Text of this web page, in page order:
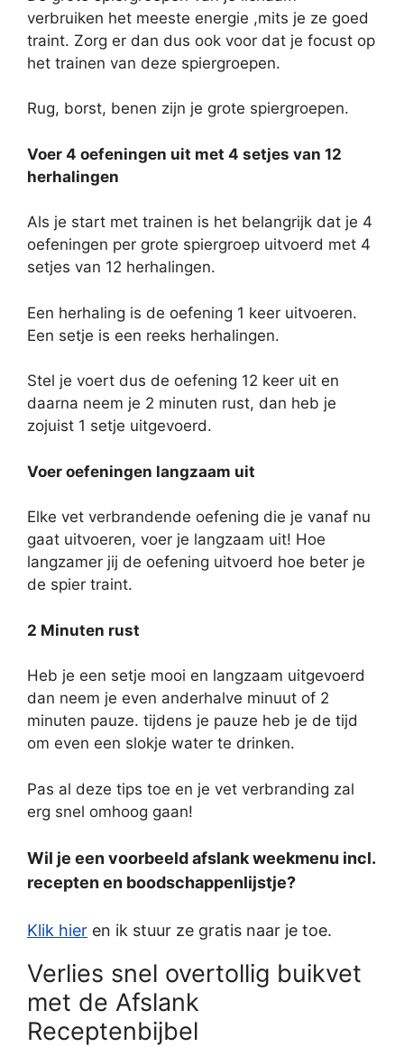
verbruiken het meeste energie ,mits je ze goed
traint. Zorg er dan dus ook voor dat je focust op
het trainen van deze spiergroepen.
Rug, borst, benen zijn je grote spiergroepen.
Voer 4 oefeningen uit met 4 setjes van 12
herhalingen
Als je start met trainen is het belangrijk dat je 4
oefeningen per grote spiergroep uitvoerd met 4
setjes van 12 herhalingen.
Een herhaling is de oefening 1 keer uitvoeren.
Een setje is een reeks herhalingen.
Stel je voert dus de oefening 12 keer uit en
daarna neem je 2 minuten rust, dan heb je
zojuist 1 setje uitgevoerd.
Voer oefeningen langzaam uit
Elke vet verbrandende oefening die je vanaf nu
gaat uitvoeren, voer je langzaam uit! Hoe
langzamer jij de oefening uitvoerd hoe beter je
de spier traint.
2 Minuten rust
Heb je een setje mooi en langzaam uitgevoerd
dan neem je even anderhalve minuut of 2
minuten pauze. tijdens je pauze heb je de tijd
om even een slokje water te drinken.
Pas al deze tips toe en je vet verbranding zal
erg snel omhoog gaan!
Wil je een voorbeeld afslank weekmenu incl.
recepten en boodschappenlijstje?
Klik hier en ik stuur ze gratis naar je toe.
Verlies snel overtollig buikvet
met de Afslank
Receptenbijbel